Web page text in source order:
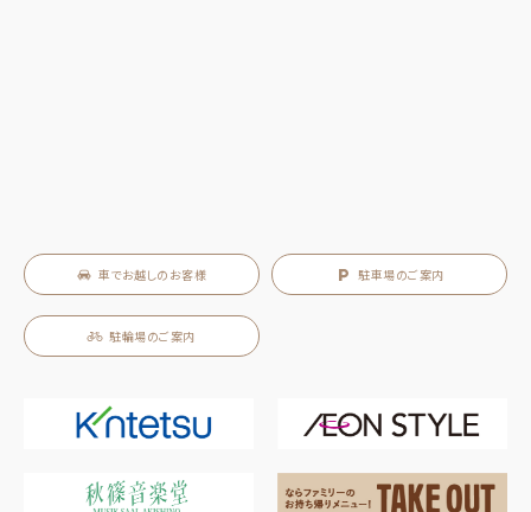
車でお越しのお客様 駐車場のご案内
駐輪場のご案内